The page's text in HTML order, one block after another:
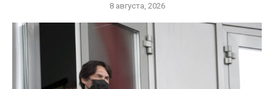
8 августа, 2026